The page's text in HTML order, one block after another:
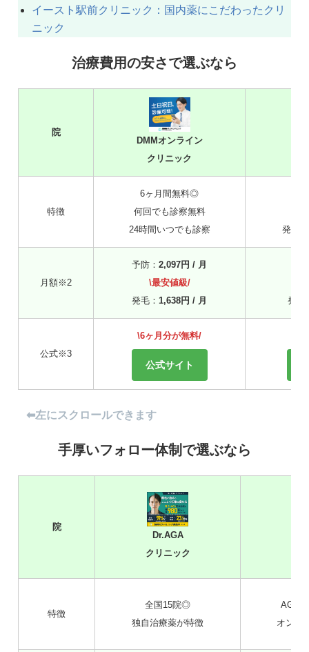
イースト駅前クリニック：国内薬にこだわったクリ
ニック
治療費用の安さで選ぶなら
院
DMMオンライン
クリニック
特徴
6ヶ月間無料◎
何回でも診察無料
24時間いつでも診察
発毛
月額※2
予防：2,097円 / 月
\最安値級/
発毛：1,638円 / 月
発毛
公式※3
\6ヶ月分が無料/
公式サイト
⬅︎左にスクロールできます
手厚いフォロー体制で選ぶなら
院
Dr.AGA
クリニック
特徴
全国15院◎
独自治療薬が特徴
AGA
オンラ